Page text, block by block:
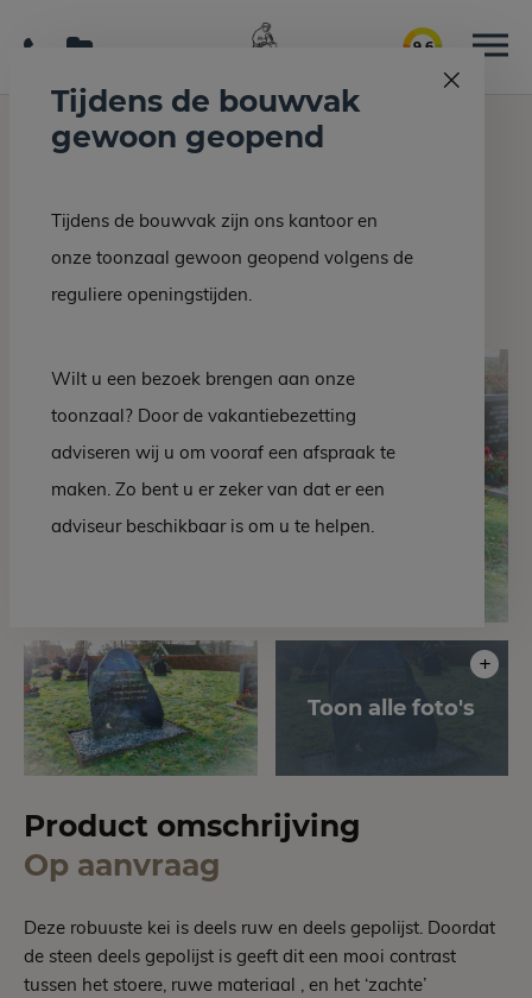
9.6
Home Grafmonumenten Grafsteen DZ 506-20
Grafsteen DZ 506-20
Product omschrijving
Op aanvraag
Deze robuuste kei is deels ruw en deels gepolijst. Doordat
de steen deels gepolijst is geeft dit een mooi contrast
tussen het stoere, ruwe materiaal , en het ‘zachte’
Tijdens de bouwvak
gewoon geopend
Tijdens de bouwvak zijn ons kantoor en
onze toonzaal gewoon geopend volgens de
reguliere openingstijden.
Wilt u een bezoek brengen aan onze
toonzaal? Door de vakantiebezetting
adviseren wij u om vooraf een afspraak te
maken. Zo bent u er zeker van dat er een
adviseur beschikbaar is om u te helpen.